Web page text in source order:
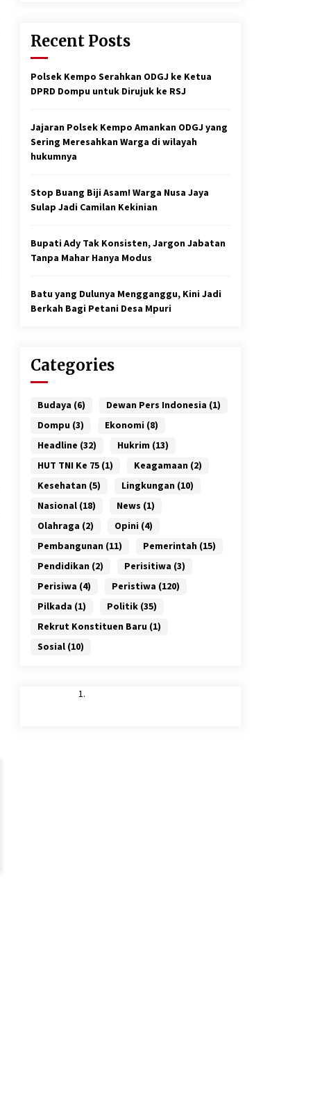
Recent Posts
Polsek Kempo Serahkan ODGJ ke Ketua
DPRD Dompu untuk Dirujuk ke RSJ
Jajaran Polsek Kempo Amankan ODGJ yang
Sering Meresahkan Warga di wilayah
hukumnya
Stop Buang Biji Asam! Warga Nusa Jaya
Sulap Jadi Camilan Kekinian
Bupati Ady Tak Konsisten, Jargon Jabatan
Tanpa Mahar Hanya Modus
Batu yang Dulunya Mengganggu, Kini Jadi
Berkah Bagi Petani Desa Mpuri
Categories
Budaya (6) Dewan Pers Indonesia (1)
Dompu (3) Ekonomi (8)
Headline (32) Hukrim (13)
HUT TNI Ke 75 (1) Keagamaan (2)
Kesehatan (5) Lingkungan (10)
Nasional (18) News (1)
Olahraga (2) Opini (4)
Pembangunan (11) Pemerintah (15)
Pendidikan (2) Perisitiwa (3)
Perisiwa (4) Peristiwa (120)
Pilkada (1) Politik (35)
Rekrut Konstituen Baru (1)
Sosial (10)